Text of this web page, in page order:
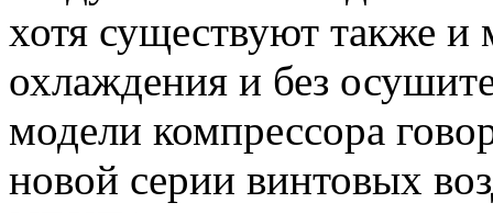
хотя существуют также и
охлаждения и без
модели компрессора
новой серии винтовых